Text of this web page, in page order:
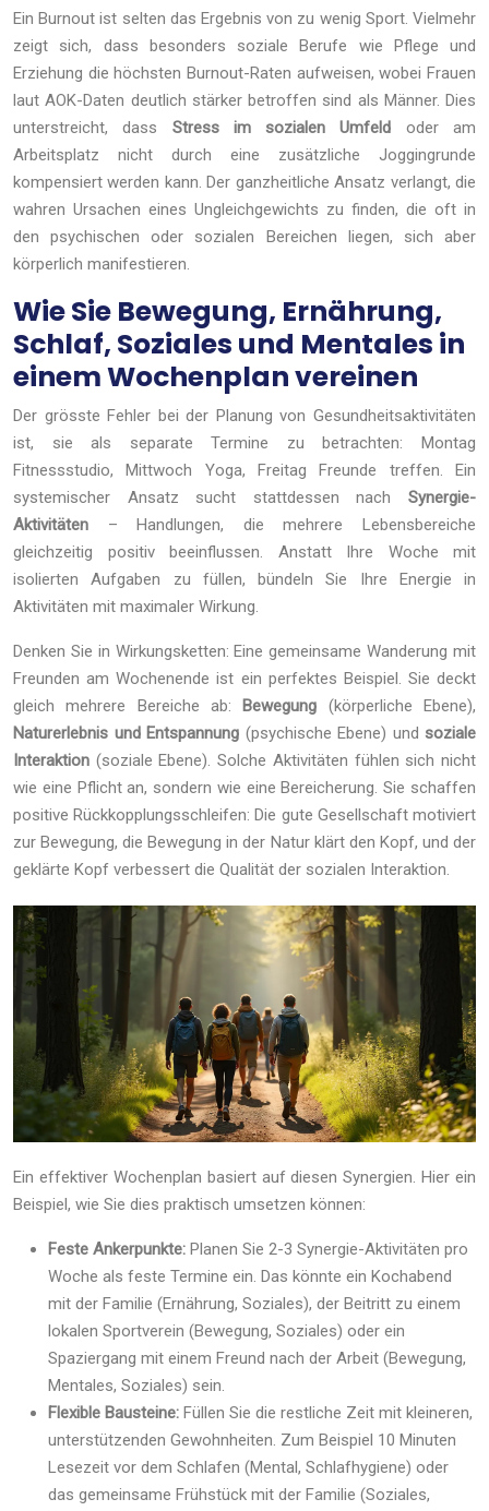
Ein Burnout ist selten das Ergebnis von zu wenig Sport. Vielmehr
zeigt sich, dass besonders soziale Berufe wie Pflege und
Erziehung die höchsten Burnout-Raten aufweisen, wobei Frauen
laut AOK-Daten deutlich stärker betroffen sind als Männer. Dies
unterstreicht, dass Stress im sozialen Umfeld oder am
Arbeitsplatz nicht durch eine zusätzliche Joggingrunde
kompensiert werden kann. Der ganzheitliche Ansatz verlangt, die
wahren Ursachen eines Ungleichgewichts zu finden, die oft in
den psychischen oder sozialen Bereichen liegen, sich aber
körperlich manifestieren.
Wie Sie Bewegung, Ernährung,
Schlaf, Soziales und Mentales in
einem Wochenplan vereinen
Der grösste Fehler bei der Planung von Gesundheitsaktivitäten
ist, sie als separate Termine zu betrachten: Montag
Fitnessstudio, Mittwoch Yoga, Freitag Freunde treffen. Ein
systemischer Ansatz sucht stattdessen nach Synergie-
Aktivitäten – Handlungen, die mehrere Lebensbereiche
gleichzeitig positiv beeinflussen. Anstatt Ihre Woche mit
isolierten Aufgaben zu füllen, bündeln Sie Ihre Energie in
Aktivitäten mit maximaler Wirkung.
Denken Sie in Wirkungsketten: Eine gemeinsame Wanderung mit
Freunden am Wochenende ist ein perfektes Beispiel. Sie deckt
gleich mehrere Bereiche ab: Bewegung (körperliche Ebene),
Naturerlebnis und Entspannung (psychische Ebene) und soziale
Interaktion (soziale Ebene). Solche Aktivitäten fühlen sich nicht
wie eine Pflicht an, sondern wie eine Bereicherung. Sie schaffen
positive Rückkopplungsschleifen: Die gute Gesellschaft motiviert
zur Bewegung, die Bewegung in der Natur klärt den Kopf, und der
geklärte Kopf verbessert die Qualität der sozialen Interaktion.
Ein effektiver Wochenplan basiert auf diesen Synergien. Hier ein
Beispiel, wie Sie dies praktisch umsetzen können:
Feste Ankerpunkte: Planen Sie 2-3 Synergie-Aktivitäten pro
Woche als feste Termine ein. Das könnte ein Kochabend
mit der Familie (Ernährung, Soziales), der Beitritt zu einem
lokalen Sportverein (Bewegung, Soziales) oder ein
Spaziergang mit einem Freund nach der Arbeit (Bewegung,
Mentales, Soziales) sein.
Flexible Bausteine: Füllen Sie die restliche Zeit mit kleineren,
unterstützenden Gewohnheiten. Zum Beispiel 10 Minuten
Lesezeit vor dem Schlafen (Mental, Schlafhygiene) oder
das gemeinsame Frühstück mit der Familie (Soziales,